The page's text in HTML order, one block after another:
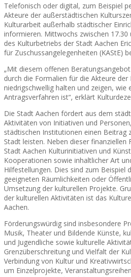
Telefonisch oder digital, zum Beispiel
Akteure der außerstädtischen
Kulturarbeit außerhalb städtischer
informieren. Mittwochs zwischen 17.30
des Kulturbetriebs der Stadt Aachen
für Zuschussangelegenheiten (KAStE)
„Mit diesem offenen
durch die Formalien für die Akteure der
niedrigschwellig halten und zeigen, wie
Antragsverfahren ist“, erklärt
Die Stadt Aachen fördert aus dem
Aktivitäten von Initiativen und
städtischen Institutionen einen Beitrag
Stadt leisten. Neben dieser
Stadt Aachen Kulturinitiativen und
Kooperationen sowie inhaltlicher Art
Hilfestellungen. Dies sind zum Beispiel
geeigneten Räumlichkeiten oder
Umsetzung der kulturellen Projekte.
der kulturellen Aktivitäten ist das
Aachen.
Förderungswürdig sind insbesondere
Musik, Theater und Bildende Künste,
und Jugendliche sowie kulturelle
Grenzüberschreitung und Vielfalt der
Verbindung von Kultur und
um Einzelprojekte,